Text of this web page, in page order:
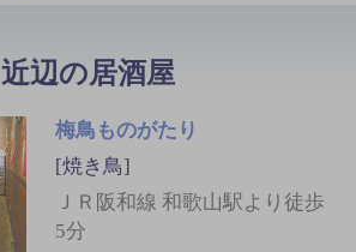
近辺の居酒屋
梅鳥ものがたり
[焼き鳥]
ＪＲ阪和線 和歌山駅より徒歩
5分